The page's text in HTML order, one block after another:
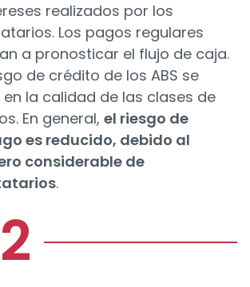
realizados por los
Los pagos regulares
a pronosticar el flujo de caja.
de crédito de los ABS se
la calidad de las clases de
En general, el riesgo de
es reducido, debido al
considerable de
.